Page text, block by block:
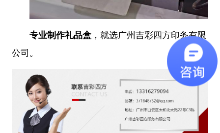
专业制作礼品盒，就选广州吉彩四方印务有限
公司。